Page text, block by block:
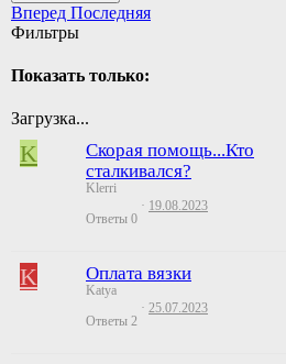
Вперед Последняя
Фильтры
Показать только:
Загрузка...
K
Скорая помощь...Кто
сталкивался?
Klerri
Ответы 0
19.08.2023
K Оплата вязки
Katya
Ответы 2
25.07.2023